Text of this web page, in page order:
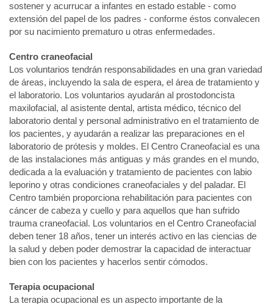
sostener y acurrucar a infantes en estado estable - como
extensión del papel de los padres - conforme éstos convalecen
por su nacimiento prematuro u otras enfermedades.
Centro craneofacial
Los voluntarios tendrán responsabilidades en una gran variedad
de áreas, incluyendo la sala de espera, el área de tratamiento y
el laboratorio. Los voluntarios ayudarán al prostodoncista
maxilofacial, al asistente dental, artista médico, técnico del
laboratorio dental y personal administrativo en el tratamiento de
los pacientes, y ayudarán a realizar las preparaciones en el
laboratorio de prótesis y moldes. El Centro Craneofacial es una
de las instalaciones más antiguas y más grandes en el mundo,
dedicada a la evaluación y tratamiento de pacientes con labio
leporino y otras condiciones craneofaciales y del paladar. El
Centro también proporciona rehabilitación para pacientes con
cáncer de cabeza y cuello y para aquellos que han sufrido
trauma craneofacial. Los voluntarios en el Centro Craneofacial
deben tener 18 años, tener un interés activo en las ciencias de
la salud y deben poder demostrar la capacidad de interactuar
bien con los pacientes y hacerlos sentir cómodos.
Terapia ocupacional
La terapia ocupacional es un aspecto importante de la